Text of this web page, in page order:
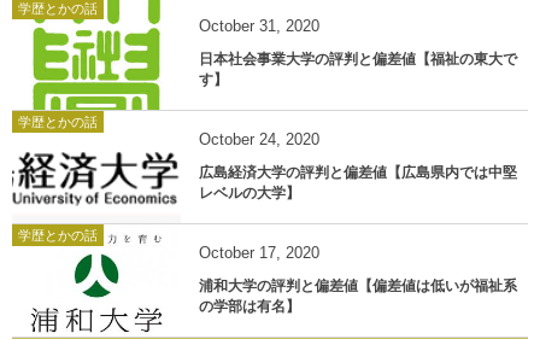
学歴とかの話
October 31, 2020
日本社会事業大学の評判と偏差値【福祉の東大で
す】
学歴とかの話
October 24, 2020
広島経済大学の評判と偏差値【広島県内では中堅
レベルの大学】
学歴とかの話
October 17, 2020
浦和大学の評判と偏差値【偏差値は低いが福祉系
の学部は有名】